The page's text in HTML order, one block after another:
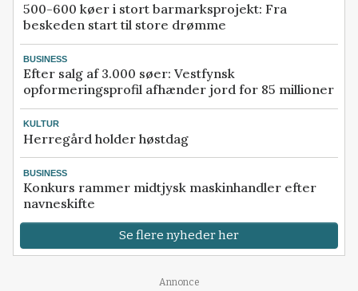
500-600 køer i stort barmarksprojekt: Fra
beskeden start til store drømme
BUSINESS
Efter salg af 3.000 søer: Vestfynsk
opformeringsprofil afhænder jord for 85 millioner
KULTUR
Herregård holder høstdag
BUSINESS
Konkurs rammer midtjysk maskinhandler efter
navneskifte
Se flere nyheder her
Annonce